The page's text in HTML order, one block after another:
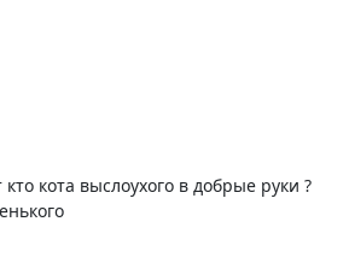
кто кота выслоухого в добрые руки ?